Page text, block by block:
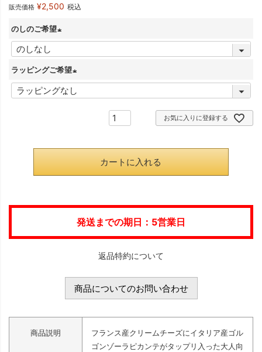
販売価格 ¥2,500 税込
のしのご希望
)
ラッピングご希望
お気に入りに登録する
カートに入れる
発送までの期日：5営業日
返品特約について
商品についてのお問い合わせ
商品説明
フランス産クリームチーズにイタリア産ゴル
ゴンゾーラピカンテがタップリ入った大人向